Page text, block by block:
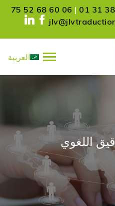
|
06 60 68 52 75
العربية
اللغوي
PRÉSENTATION
SERVICES
شركاء
طلب / اتصال